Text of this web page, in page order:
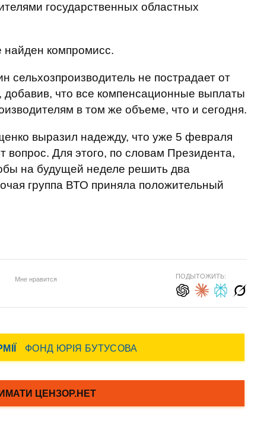
государственных областных
найден компромисс.
сельхозпроизводитель не пострадает от
что все компенсационные выплаты
в том же объеме, что и сегодня.
выразил надежду, что уже 5 февраля
вопрос. Для этого, по словам Президента,
на будущей неделе решить два
группа ВТО приняла положительный
Мне нравится ПОДЫТОЖИТЬ: